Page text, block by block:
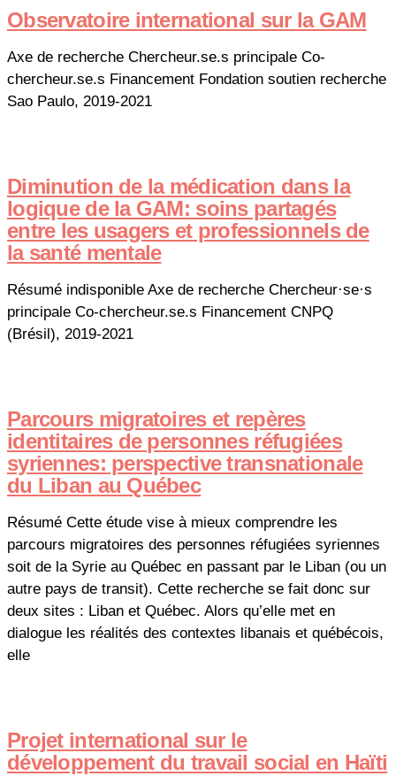
Observatoire international sur la GAM
Axe de recherche Chercheur.se.s principale Co-
chercheur.se.s Financement Fondation soutien recherche
Sao Paulo, 2019-2021
Diminution de la médication dans la
logique de la GAM: soins partagés
entre les usagers et professionnels de
la santé mentale
Résumé indisponible Axe de recherche Chercheur·se·s
principale Co-chercheur.se.s Financement CNPQ
(Brésil), 2019-2021
Parcours migratoires et repères
identitaires de personnes réfugiées
syriennes: perspective transnationale
du Liban au Québec
Résumé Cette étude vise à mieux comprendre les
parcours migratoires des personnes réfugiées syriennes
soit de la Syrie au Québec en passant par le Liban (ou un
autre pays de transit). Cette recherche se fait donc sur
deux sites : Liban et Québec. Alors qu’elle met en
dialogue les réalités des contextes libanais et québécois,
elle
Projet international sur le
développement du travail social en Haïti